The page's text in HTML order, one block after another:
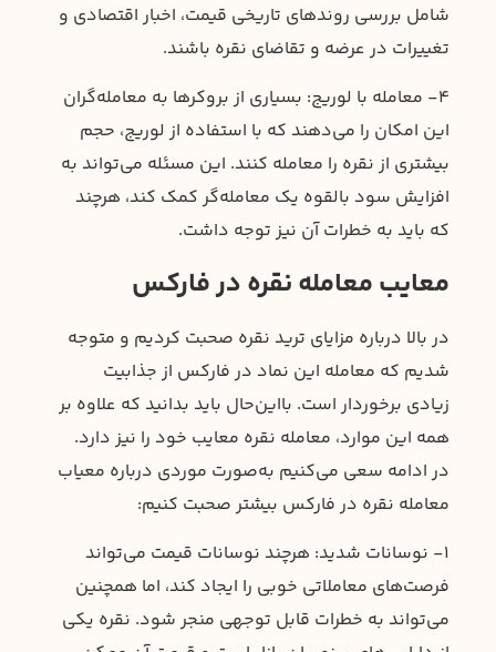
شامل بررسی روندهای تاریخی قیمت، اخبار اقتصادی و
تغییرات در عرضه و تقاضای نقره باشند.
۴- معامله با لوریج: بسیاری از بروکرها به معامله‌گران
این امکان را می‌دهند که با استفاده از لوریج، حجم
بیشتری از نقره را معامله کنند. این مسئله می‌تواند به
افزایش سود بالقوه یک معامله‌گر کمک کند، هرچند
که باید به خطرات آن نیز توجه داشت.
معایب معامله نقره در فارکس
در بالا درباره مزایای ترید نقره صحبت کردیم و متوجه
شدیم که معامله این نماد در فارکس از جذابیت
زیادی برخوردار است. بااین‌حال باید بدانید که علاوه بر
همه این موارد، معامله نقره معایب خود را نیز دارد.
در ادامه سعی می‌کنیم به‌صورت موردی درباره معیاب
معامله نقره در فارکس بیشتر صحبت کنیم:
۱- نوسانات شدید: هرچند نوسانات قیمت می‌تواند
فرصت‌های معاملاتی خوبی را ایجاد کند، اما همچنین
می‌تواند به خطرات قابل توجهی منجر شود. نقره یکی